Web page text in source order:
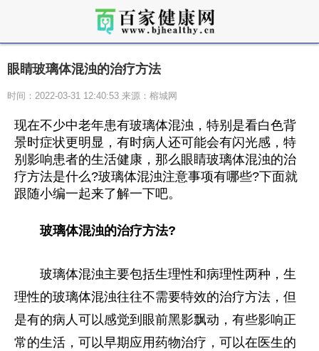
眼睛玻璃体混浊的治疗方法
时间：2022-03-31 12:40:53 来源：榕城网
现在不少中老年患有玻璃体混浊，特别是看白色背
景时症状更明显，有时病人还可能会有闪光感，特
别影响患者的生活健康，那么眼睛玻璃体混浊的治
疗方法是什么?玻璃体混浊注意事项有哪些?下面就
跟随小编一起来了解一下吧。
玻璃体混浊的治疗方法?
玻璃体混浊主要包括生理性和病理性两种，生
理性的玻璃体混浊往往不需要特效的治疗方法，但
是有的病人可以感觉到眼前黑影飘动，有些影响正
常的生活，可以早期应用药物治疗，可以在医生的